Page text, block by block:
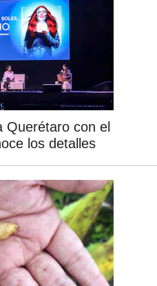
Querétaro con el
los detalles